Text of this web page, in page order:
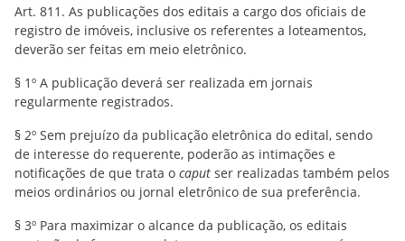
Art. 811. As publicações dos editais a cargo dos oficiais de
registro de imóveis, inclusive os referentes a loteamentos,
deverão ser feitas em meio eletrônico.
§ 1º A publicação deverá ser realizada em jornais
regularmente registrados.
§ 2º Sem prejuízo da publicação eletrônica do edital, sendo
de interesse do requerente, poderão as intimações e
notificações de que trata o caput ser realizadas também pelos
meios ordinários ou jornal eletrônico de sua preferência.
§ 3º Para maximizar o alcance da publicação, os editais